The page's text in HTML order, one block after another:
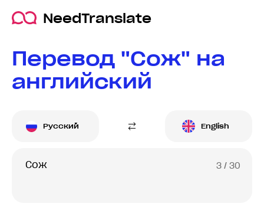
NeedTranslate
Перевод "Сож" на
английский
Русский English
3 / 30